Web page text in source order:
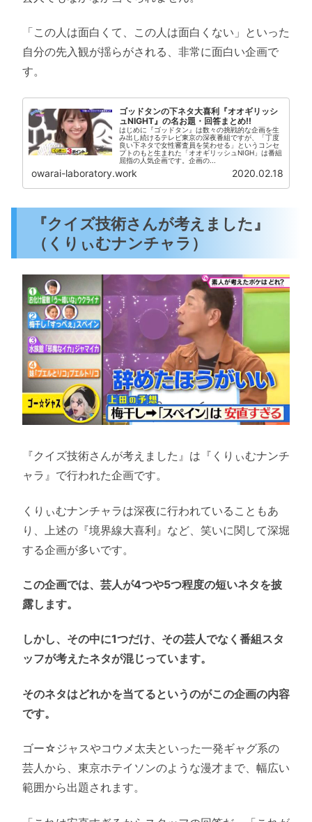
「この人は面白くて、この人は面白くない」といった
自分の先入観が揺らがされる、非常に面白い企画で
す。
ゴッドタンの下ネタ大喜利『オオギリッシ
ュNIGHT』の名お題・回答まとめ!!
はじめに『ゴッドタン』は数々の挑戦的な企画を生
み出し続けるテレビ東京の深夜番組ですが、「丁度
良い下ネタで女性審査員を笑わせる」というコンセ
プトのもと生まれた「オオギリッシュNIGH」は番組
屈指の人気企画です。企画の...
owarai-laboratory.work 2020.02.18
『クイズ技術さんが考えました』
（くりぃむナンチャラ）
『クイズ技術さんが考えました』は『くりぃむナンチ
ャラ』で行われた企画です。
くりぃむナンチャラは深夜に行われていることもあ
り、上述の『境界線大喜利』など、笑いに関して深堀
する企画が多いです。
この企画では、芸人が4つや5つ程度の短いネタを披
露します。
しかし、その中に1つだけ、その芸人でなく番組スタ
ッフが考えたネタが混じっています。
そのネタはどれかを当てるというのがこの企画の内容
です。
ゴー☆ジャスやコウメ太夫といった一発ギャグ系の
芸人から、東京ホテイソンのような漫才まで、幅広い
範囲から出題されます。